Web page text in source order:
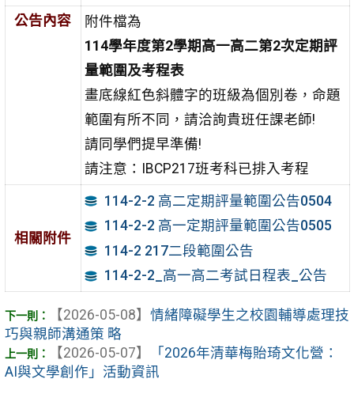
公告內容
附件檔為
114學年度第2學期高一高二第2次定期評
量範圍及考程表
畫底線紅色斜體字的班級為個別卷，命題
範圍有所不同，請洽詢貴班任課老師!
請同學們提早準備!
請注意：IBCP217班考科已排入考程
相關附件
114-2-2 高二定期評量範圍公告0504
114-2-2 高一定期評量範圍公告0505
114-2 217二段範圍公告
114-2-2_高一高二考試日程表_公告
【2026-05-08】 情緒障礙學生之校園輔導處理技
巧與親師溝通策 略
【2026-05-07】
「2026年清華梅貽琦文化營：
AI與文學創作」活動資訊